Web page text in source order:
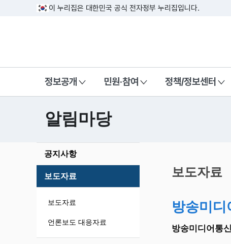
이 누리집은 대한민국 공식 전자정부 누리집입니다.
정보공개 민원·참여 정책/정보센터
알림마당
공지사항
보도자료
보도자료
언론보도 대응자료
시
작
보도자료
방송미디
방송미디어통